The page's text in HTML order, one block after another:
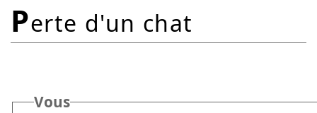
perte d'un chat
Vous